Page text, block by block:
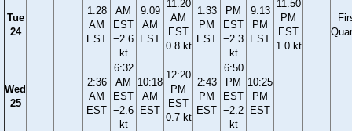
Tue
24
1:28
AM
EST
AM
EST
−2.6
kt
9:09
AM
EST
11:20
AM
EST
0.8 kt
1:33
PM
EST
PM
EST
−2.3
kt
9:13
PM
EST
11:50
PM
EST
1.0 kt
Wed
25
2:36
AM
EST
6:32
AM
EST
−2.6
kt
10:18
AM
EST
12:20
PM
EST
0.7 kt
2:43
PM
EST
6:50
PM
EST
−2.2
kt
10:25
PM
EST